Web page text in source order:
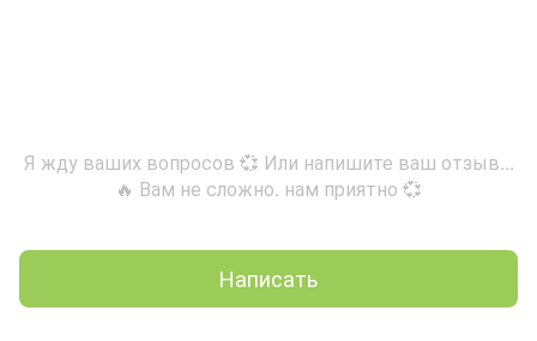
Я жду ваших вопросов 💞 Или напишите ваш отзыв...
🔥 Вам не сложно. нам приятно 💞
Написать